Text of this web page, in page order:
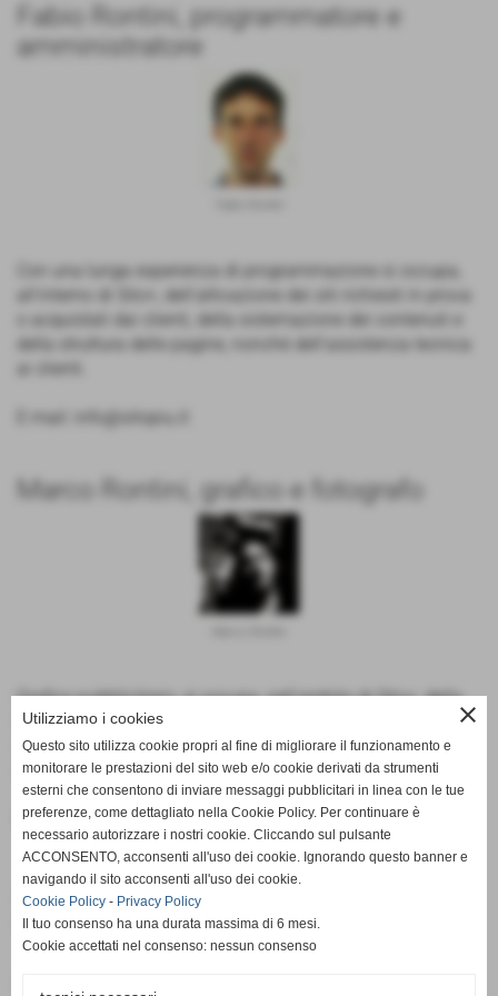
Fabio Rontini, programmatore e
amministratore
Con una lunga esperienza di programmazione si occupa,
all'interno di Sito+, dell'attivazione dei siti richiesti in prova
o acquistati dai clienti, della sistemazione dei contenuti e
della struttura delle pagine, nonchè dell'assistenza tecnica
ai clienti.
E-mail: info@sitopiu.it
Marco Rontini, grafico e fotografo
Grafico pubblicitario, si occupa, nell'ambito di Sito+, della
realizzazione e ritocco delle immagini, della preparazione
dei video e della personalizzazione grafica dei siti richiesti,
nonchè della realizzazione dei servizi fotografici.
E-mail: grafico@sitopiu.it
Andrea Anforini, giornalista e
copywriter
close
Utilizziamo i cookies
Questo sito utilizza cookie propri al fine di migliorare il funzionamento e
monitorare le prestazioni del sito web e/o cookie derivati da strumenti
esterni che consentono di inviare messaggi pubblicitari in linea con le tue
preferenze, come dettagliato nella Cookie Policy. Per continuare è
necessario autorizzare i nostri cookie. Cliccando sul pulsante
ACCONSENTO, acconsenti all'uso dei cookie. Ignorando questo banner e
navigando il sito acconsenti all'uso dei cookie.
Cookie Policy - Privacy Policy
Il tuo consenso ha una durata massima di 6 mesi.
Cookie accettati nel consenso: nessun consenso